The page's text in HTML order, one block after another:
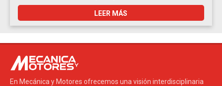
LEER MÁS
En Mecánica y Motores ofrecemos una visión interdisciplinaria